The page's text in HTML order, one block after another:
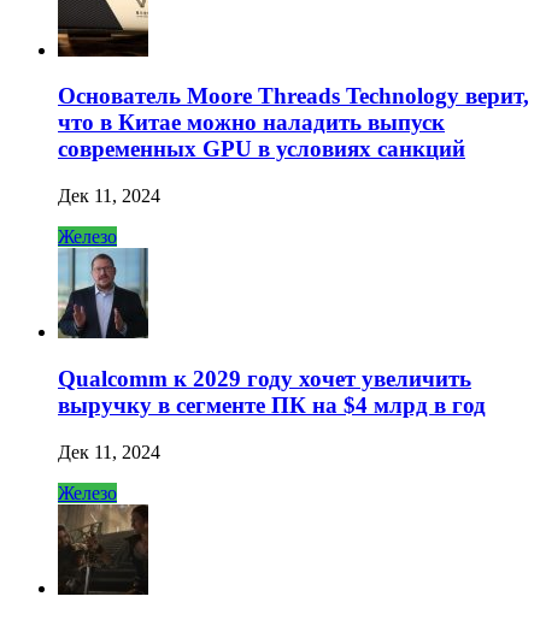
Основатель Moore Threads Technology верит,
что в Китае можно наладить выпуск
современных GPU в условиях санкций
Дек 11, 2024
Железо
Qualcomm к 2029 году хочет увеличить
выручку в сегменте ПК на $4 млрд в год
Дек 11, 2024
Железо